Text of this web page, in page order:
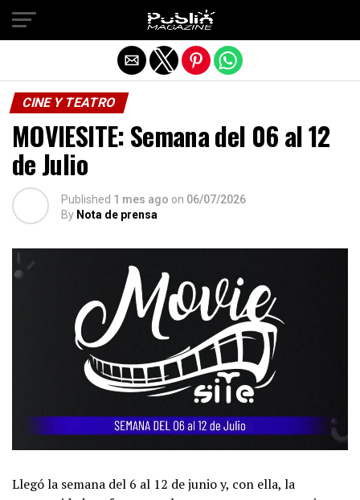
CINE Y TEATRO
MOVIESITE: Semana del 06 al 12
de Julio
Published 1 mes ago on 06/07/2026
By Nota de prensa
Llegó la semana del 6 al 12 de junio y, con ella, la
Salir de la versión móvil